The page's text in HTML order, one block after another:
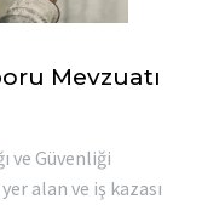
Mevzuatı
ve Güvenliği
alan ve iş kazası